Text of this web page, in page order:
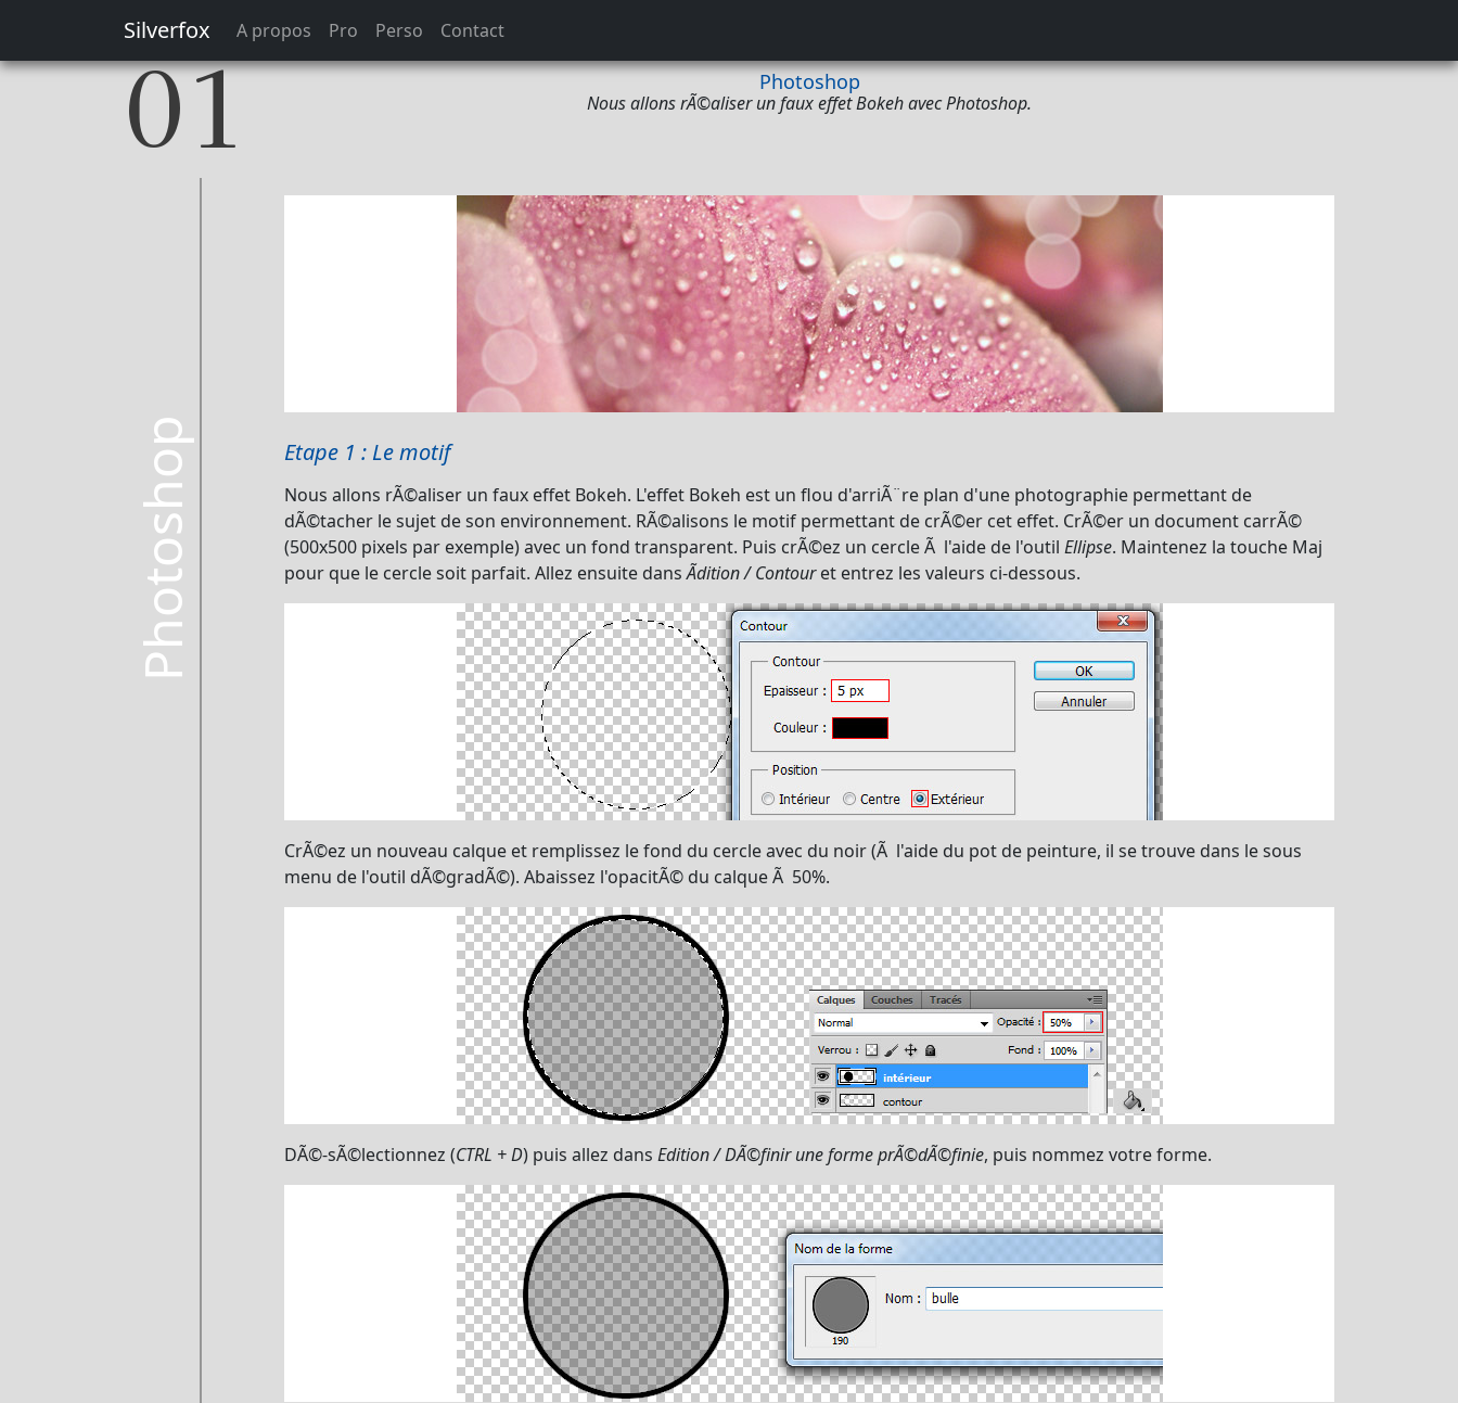
Silverfox A propos Pro Perso Contact
01
Photoshop
Photoshop
Nous allons rÃ©aliser un faux effet Bokeh avec Photoshop.
Etape 1 : Le motif
Nous allons rÃ©aliser un faux effet Bokeh. L'effet Bokeh est un flou d'arriÃ¨re plan d'une photographie permettant de
dÃ©tacher le sujet de son environnement. RÃ©alisons le motif permettant de crÃ©er cet effet. CrÃ©er un document carrÃ©
(500x500 pixels par exemple) avec un fond transparent. Puis crÃ©ez un cercle Ã l'aide de l'outil Ellipse. Maintenez la touche Maj
pour que le cercle soit parfait. Allez ensuite dansÃdition / Contouret entrez les valeurs ci-dessous.
CrÃ©ez un nouveau calque et remplissez le fond du cercle avec du noir (Ã l'aide du pot de peinture, il se trouve dans le sous
menu de l'outil dÃ©gradÃ©). Abaissez l'opacitÃ© du calque Ã 50%.
DÃ©-sÃ©lectionnez (CTRL + D) puis allez dans Edition / DÃ©finir une forme prÃ©dÃ©finie, puis nommez votre forme.